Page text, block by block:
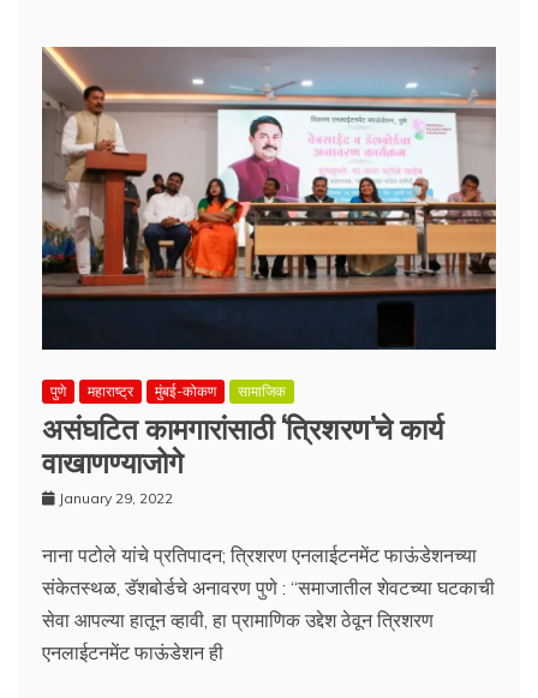
पुणे महाराष्ट्र मुंबई-कोकण सामाजिक
असंघटित कामगारांसाठी ‘त्रिशरण’चे कार्य
वाखाणण्याजोगे
January 29, 2022
नाना पटोले यांचे प्रतिपादन; त्रिशरण एनलाईटनमेंट फाऊंडेशनच्या
संकेतस्थळ, डॅशबोर्डचे अनावरण पुणे : “समाजातील शेवटच्या घटकाची
सेवा आपल्या हातून व्हावी, हा प्रामाणिक उद्देश ठेवून त्रिशरण
एनलाईटनमेंट फाऊंडेशन ही